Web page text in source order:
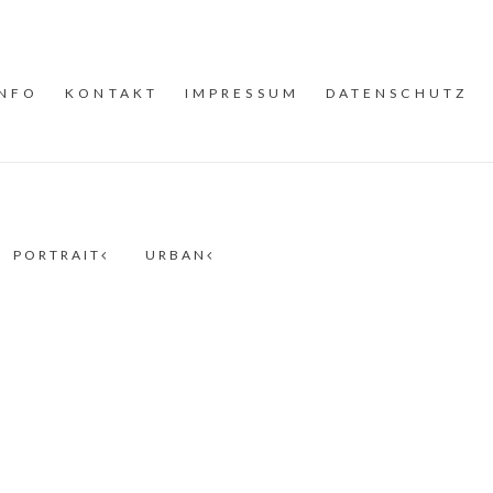
KONTAKT IMPRESSUM DATENSCHUTZ
PORTRAIT URBAN